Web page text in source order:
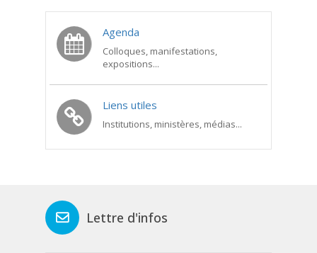
Agenda
Colloques, manifestations,
expositions...
Liens utiles
Institutions, ministères, médias...
Lettre d'infos